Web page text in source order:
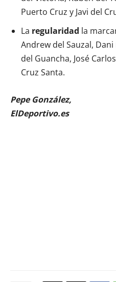
Puerto Cruz y Javi del
La regularidad la
Andrew del Sauzal,
del Guancha, José
Cruz Santa.
Pepe González,
ElDeportivo.es